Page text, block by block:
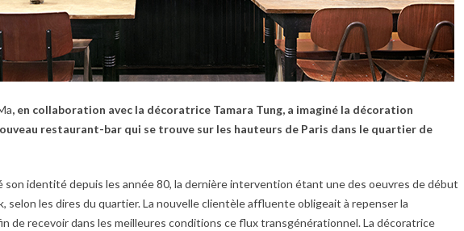
, en collaboration avec la décoratrice Tamara Tung, a imaginé la décoration
restaurant-bar qui se trouve sur les hauteurs de Paris dans le quartier de
son identité depuis les année 80, la dernière intervention étant une des oeuvres de début
selon les dires du quartier. La nouvelle clientèle affluente obligeait à repenser la
de recevoir dans les meilleures conditions ce flux transgénérationnel. La décoratrice